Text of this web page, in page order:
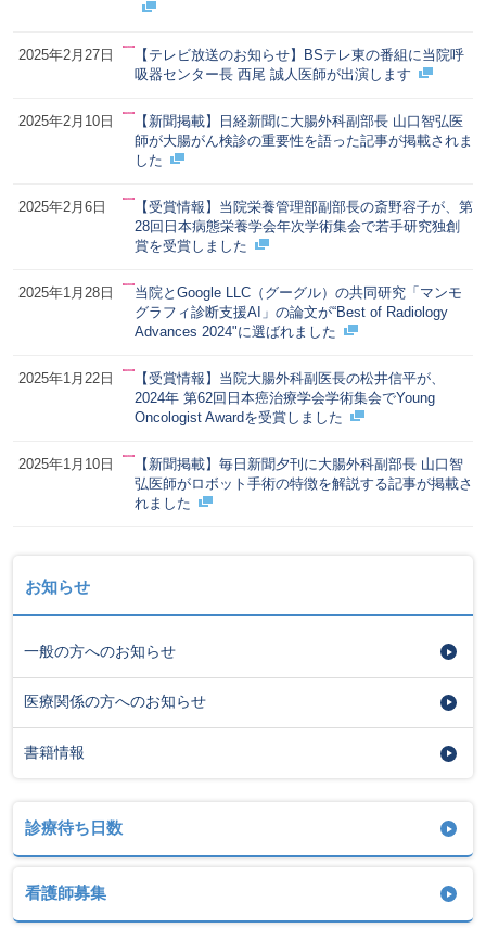
2025年2月27日
【テレビ放送のお知らせ】BSテレ東の番組に当院呼
吸器センター長 西尾 誠人医師が出演します
2025年2月10日
【新聞掲載】日経新聞に大腸外科副部長 山口智弘医
師が大腸がん検診の重要性を語った記事が掲載されま
した
2025年2月6日
【受賞情報】当院栄養管理部副部長の斎野容子が、第
28回日本病態栄養学会年次学術集会で若手研究独創
賞を受賞しました
2025年1月28日
当院とGoogle LLC（グーグル）の共同研究「マンモ
グラフィ診断支援AI」の論文が“Best of Radiology
Advances 2024"に選ばれました
2025年1月22日
【受賞情報】当院大腸外科副医長の松井信平が、
2024年 第62回日本癌治療学会学術集会でYoung
Oncologist Awardを受賞しました
2025年1月10日
【新聞掲載】毎日新聞夕刊に大腸外科副部長 山口智
弘医師がロボット手術の特徴を解説する記事が掲載さ
れました
お知らせ
一般の方へのお知らせ
医療関係の方へのお知らせ
書籍情報
診療待ち日数
看護師募集